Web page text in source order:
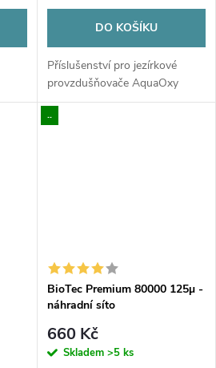
DO KOŠÍKU
Příslušenství pro jezírkové
provzdušňovače AquaOxy
..
BioTec Premium 80000 125µ -
náhradní síto
660 Kč
Skladem >5 ks